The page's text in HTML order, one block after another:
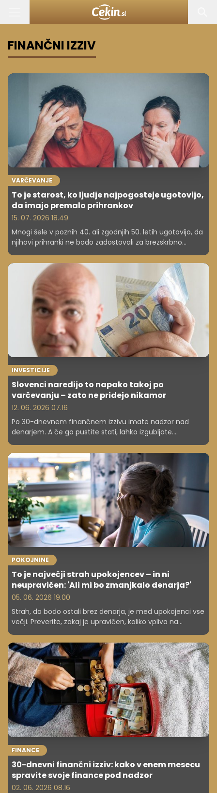
FINANČNI IZZIV
VARČEVANJE
To je starost, ko ljudje najpogosteje ugotovijo,
da imajo premalo prihrankov
15. 07. 2026 18.49
Mnogi šele v poznih 40. ali zgodnjih 50. letih ugotovijo, da
njihovi prihranki ne bodo zadostovali za brezskrbno
upokojitev. Zakaj se to zgodi in kaj lahko še storite?
INVESTICIJE
Slovenci naredijo to napako takoj po
varčevanju – zato ne pridejo nikamor
12. 06. 2026 07.16
Po 30-dnevnem finančnem izzivu imate nadzor nad
denarjem. A če ga pustite stati, lahko izgubljate.
Preverite, kaj narediti naprej.
POKOJNINE
To je največji strah upokojencev – in ni
neupravičen: 'Ali mi bo zmanjkalo denarja?'
05. 06. 2026 19.00
Strah, da bodo ostali brez denarja, je med upokojenci vse
večji. Preverite, zakaj je upravičen, koliko vpliva na
kakovost življenja in kako se lahko zaščitite.
FINANCE
30-dnevni finančni izziv: kako v enem mesecu
spravite svoje finance pod nadzor
02. 06. 2026 08.16